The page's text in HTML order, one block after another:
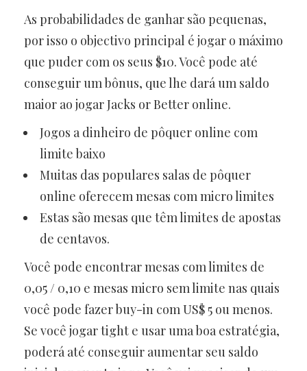
As probabilidades de ganhar são pequenas,
por isso o objectivo principal é jogar o máximo
que puder com os seus $10. Você pode até
conseguir um bônus, que lhe dará um saldo
maior ao jogar Jacks or Better online.
Jogos a dinheiro de pôquer online com
limite baixo
Muitas das populares salas de pôquer
online oferecem mesas com micro limites
Estas são mesas que têm limites de apostas
de centavos.
Você pode encontrar mesas com limites de
0,05 / 0,10 e mesas micro sem limite nas quais
você pode fazer buy-in com US$ 5 ou menos.
Se você jogar tight e usar uma boa estratégia,
poderá até conseguir aumentar seu saldo